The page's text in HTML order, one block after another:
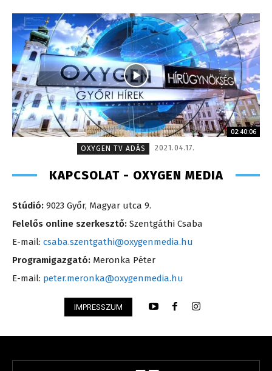
02:40:06
OXYGEN TV ADÁS
2021.04.17.
KAPCSOLAT - OXYGEN MEDIA
Stúdió: 9023 Győr, Magyar utca 9.
Felelős online szerkesztő: Szentgáthi Csaba
E-mail: csaba.szentgathi@oxygenmedia.hu
Programigazgató: Meronka Péter
E-mail: peter.meronka@oxygenmedia.hu
IMPRESSZUM